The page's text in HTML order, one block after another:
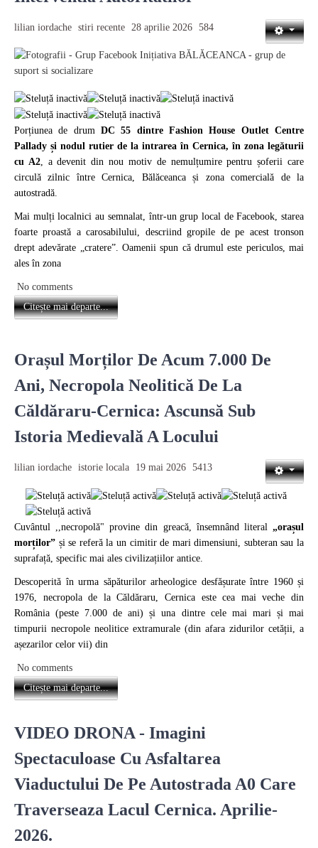
lilian iordache stiri recente 28 aprilie 2026 584
Porțiunea de drum DC 55 dintre Fashion House Outlet Centre
Pallady și nodul rutier de la intrarea în Cernica, în zona legăturii
cu A2, a devenit din nou motiv de nemulțumire pentru șoferii care
circulă zilnic între Cernica, Bălăceanca și zona comercială de la
autostradă.
Mai mulți localnici au semnalat, într-un grup local de Facebook, starea
foarte proastă a carosabilului, descriind gropile de pe acest tronson
drept adevărate „cratere”. Oamenii spun că drumul este periculos, mai
ales în zona
No comments
Citește mai departe...
Orașul Morților De Acum 7.000 De
Ani, Necropola Neolitică De La
Căldăraru-Cernica: Ascunsă Sub
Istoria Medievală A Locului
lilian iordache istorie locala 19 mai 2026 5413
Cuvântul ,,necropolă" provine din greacă, însemnând literal „orașul
morților” și se referă la un cimitir de mari dimensiuni, subteran sau la
suprafață, specific mai ales civilizațiilor antice.
Descoperită în urma săpăturilor arheologice desfășurate între 1960 și
1976, necropola de la Căldăraru, Cernica este cea mai veche din
România (peste 7.000 de ani) și una dintre cele mai mari și mai
timpurii necropole neolitice extramurale (din afara zidurilor cetății, a
așezarilor celor vii) din
No comments
Citește mai departe...
VIDEO DRONA - Imagini
Spectaculoase Cu Asfaltarea
Viaductului De Pe Autostrada A0 Care
Traverseaza Lacul Cernica. Aprilie-
2026.